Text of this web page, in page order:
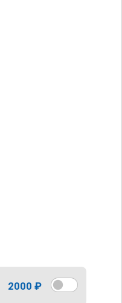
2000 ₽